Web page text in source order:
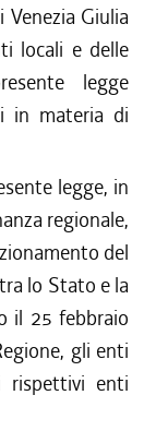
Giulia
locali e delle
legge
in materia di
legge, in
regionale,
del
lo Stato e la
il 25 febbraio
gli enti
enti